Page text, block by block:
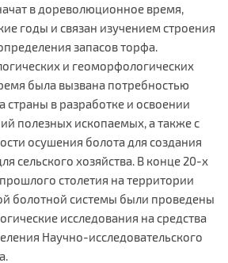
в дореволюционное время,
годы и связан изучением строения
запасов торфа.
и геоморфологических
была вызвана потребностью
страны в разработке и освоении
полезных ископаемых, а также с
осушения болота для создания
сельского хозяйства. В конце 20-х
столетия на территории
болотной системы были проведены
исследования на средства
Научно-исследовательского